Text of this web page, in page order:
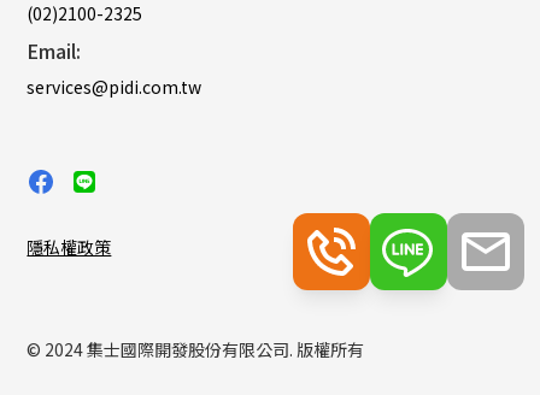
(02)2100-2325
Email:
services@pidi.com.tw
© 2024 集士國際開發股份有限公司. 版權所有
隱私權政策